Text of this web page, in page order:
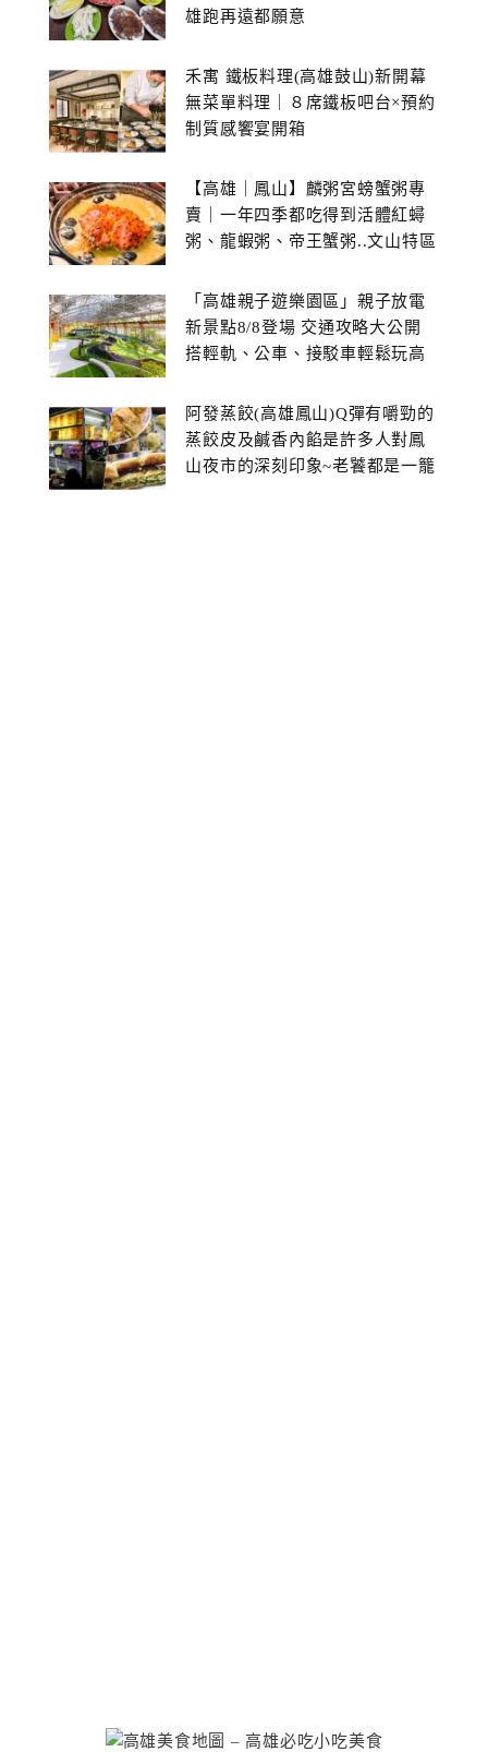
雄跑再遠都願意
禾寓 鐵板料理(高雄鼓山)新開幕
無菜單料理｜８席鐵板吧台×預約
制質感饗宴開箱
【高雄｜鳳山】麟粥宮螃蟹粥專
賣｜一年四季都吃得到活體紅蟳
粥、龍蝦粥、帝王蟹粥..文山特區
「高雄親子遊樂園區」親子放電
新景點8/8登場 交通攻略大公開
搭輕軌、公車、接駁車輕鬆玩高
阿發蒸餃(高雄鳳山)Q彈有嚼勁的
蒸餃皮及鹹香內餡是許多人對鳳
山夜市的深刻印象~老饕都是一籠